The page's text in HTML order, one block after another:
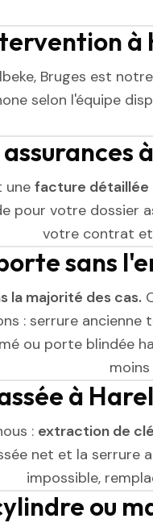
à
Bruges est
selon l'équipe
une facture détaillée
pour votre dossier
votre contrat et
sans
la majorité des cas.
: serrure ancienne
ou porte blindée
à
: extraction de
net et la serrure
impossible,
ou